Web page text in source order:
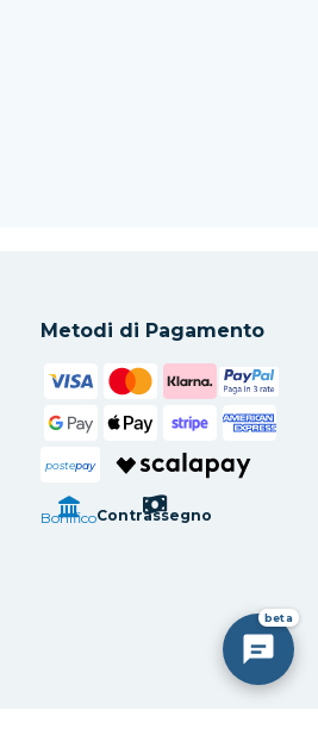
Metodi di Pagamento
postepay
BonificoContrassegno
beta